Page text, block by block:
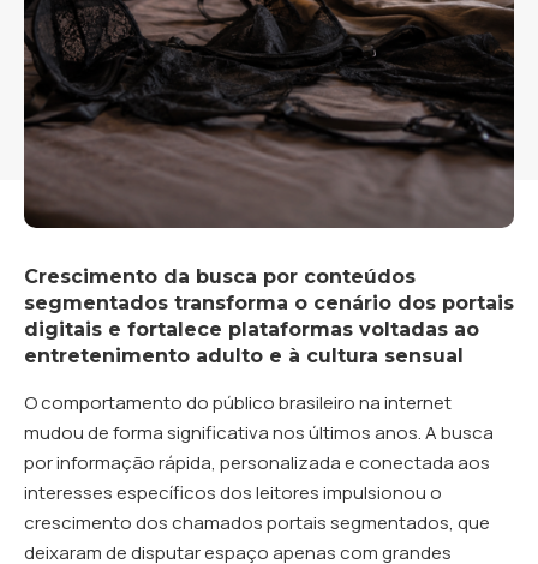
Crescimento da busca por conteúdos
segmentados transforma o cenário dos portais
digitais e fortalece plataformas voltadas ao
entretenimento adulto e à cultura sensual
O comportamento do público brasileiro na internet
mudou de forma significativa nos últimos anos. A busca
por informação rápida, personalizada e conectada aos
interesses específicos dos leitores impulsionou o
crescimento dos chamados portais segmentados, que
deixaram de disputar espaço apenas com grandes